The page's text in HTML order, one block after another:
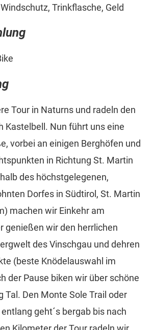
Trinkflasche, Geld
Tour in Naturns und radeln den
Kastelbell. Nun führt uns eine
vorbei an einigen Berghöfen und
in Richtung St. Martin
des höchstgelegenen,
Dorfes in Südtirol, St. Martin
machen wir Einkehr am
genießen wir den herrlichen
des Vinschgau und dehren
(beste Knödelauswahl im
der Pause biken wir über schöne
Tal. Den Monte Sole Trail oder
geht´s bergab bis nach